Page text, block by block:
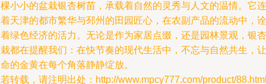
小小的盆栽银杏树苗，承载着自然的灵秀与人文的温情。它连
天津的都市繁华与邳州的田园匠心，在农副产品的流动中，诠
绿色经济的活力。无论是作为家居点缀，还是园林景观，银杏
都在提醒我们：在快节奏的现代生活中，不忘与自然共生，让
的金黄在每个角落静静绽放。
转载，请注明出处：http://www.mpcy777.com/product/